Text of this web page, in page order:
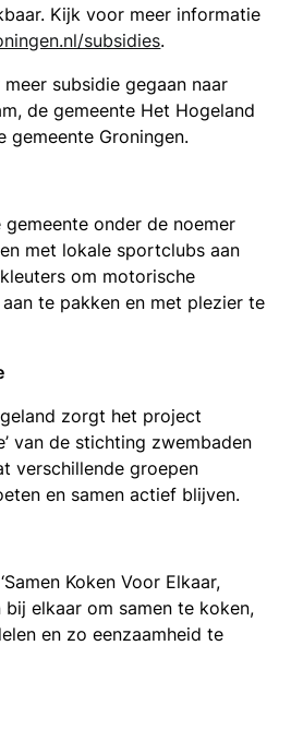
Kijk voor meer informatie
subsidies.
subsidie gegaan naar
de gemeente Het Hogeland
gemeente Groningen.
onder de noemer
met lokale sportclubs aan
om motorische
te pakken en met plezier te
zorgt het project
van de stichting zwembaden
verschillende groepen
en samen actief blijven.
Koken Voor Elkaar,
bij elkaar om samen te koken,
en zo eenzaamheid te